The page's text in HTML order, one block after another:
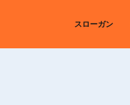
スローガン